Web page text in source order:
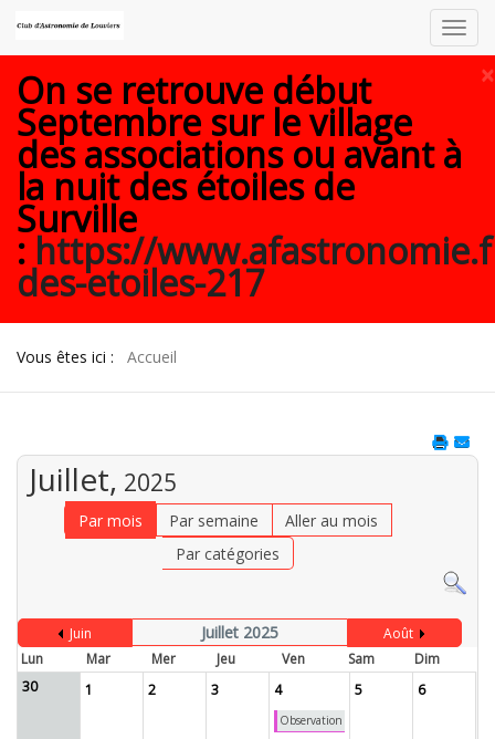
×
On se retrouve début
Septembre sur le village
des associations ou avant à
la nuit des étoiles de
Surville
: https://
des-etoiles-217
Vous êtes ici : Accueil
Juillet, 2025
Par mois Par semaine
Aller au mois
Par catégories
Juin Juillet 2025
Août
Lun
Mar Mer Jeu Ven Sam
Dim
30
1 2 3 4
Observation
5 6